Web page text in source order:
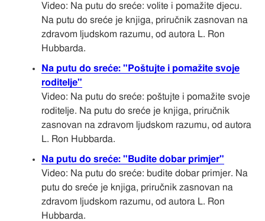
Video: Na putu do sreće: volite i pomažite djecu.
Na putu do sreće je knjiga, priručnik zasnovan na
zdravom ljudskom razumu, od autora L. Ron
Hubbarda.
Na putu do sreće: "Poštujte i pomažite svoje
roditelje"
Video: Na putu do sreće: poštujte i pomažite svoje
roditelje. Na putu do sreće je knjiga, priručnik
zasnovan na zdravom ljudskom razumu, od autora
L. Ron Hubbarda.
Na putu do sreće: "Budite dobar primjer"
Video: Na putu do sreće: budite dobar primjer. Na
putu do sreće je knjiga, priručnik zasnovan na
zdravom ljudskom razumu, od autora L. Ron
Hubbarda.